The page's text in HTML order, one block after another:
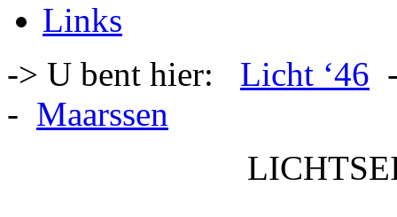
Links
-> U bent hier: Licht ‘46
- Maarssen